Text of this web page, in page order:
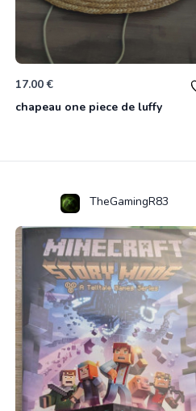
17.00 €
chapeau one piece de luffy
TheGamingR83